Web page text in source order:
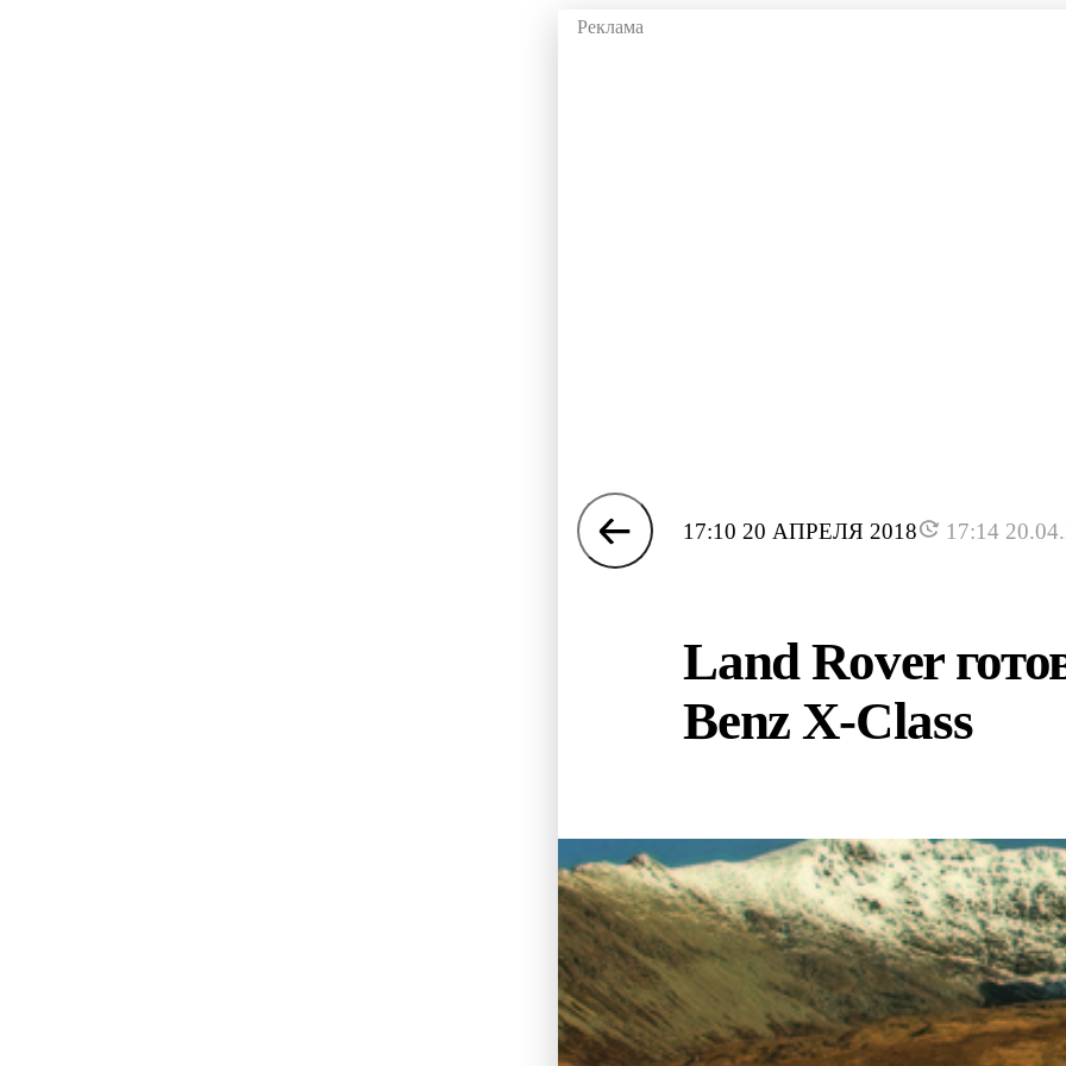
17:10 20 АПРЕЛЯ 2018 17:14
Land Rover
Benz X-Class